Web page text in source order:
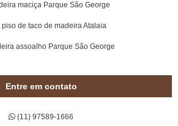
maciça Parque São George
de taco de madeira Atalaia
assoalho Parque São George
Entre em contato
(11) 97589-1666